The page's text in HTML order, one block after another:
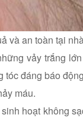
và an toàn tại
vảy trắng
đáng báo
máu.
hoạt không